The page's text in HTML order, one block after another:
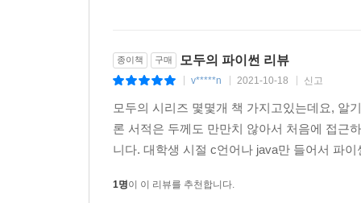
종이책 구매 모두의 파이썬 리뷰
v*****n 2021-10-18 신고
모두의 시리즈 몇몇개 책 가지고있는데요, 알
론 서적은 두께도 만만치 않아서 처음에 접근
니다. 대학생 시절 c언어나 java만 들어서 파
1명이 이 리뷰를 추천합니다.